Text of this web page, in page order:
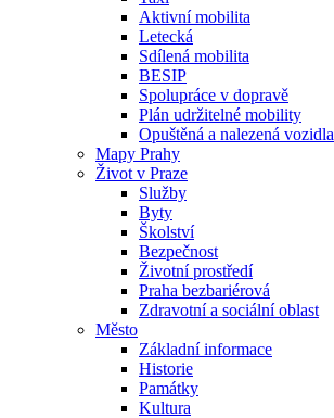
Aktivní mobilita
Letecká
Sdílená mobilita
BESIP
Spolupráce v dopravě
Plán udržitelné mobility
Opuštěná a nalezená vozidla
Mapy Prahy
Život v Praze
Služby
Byty
Školství
Bezpečnost
Životní prostředí
Praha bezbariérová
Zdravotní a sociální oblast
Město
Základní informace
Historie
Památky
Kultura